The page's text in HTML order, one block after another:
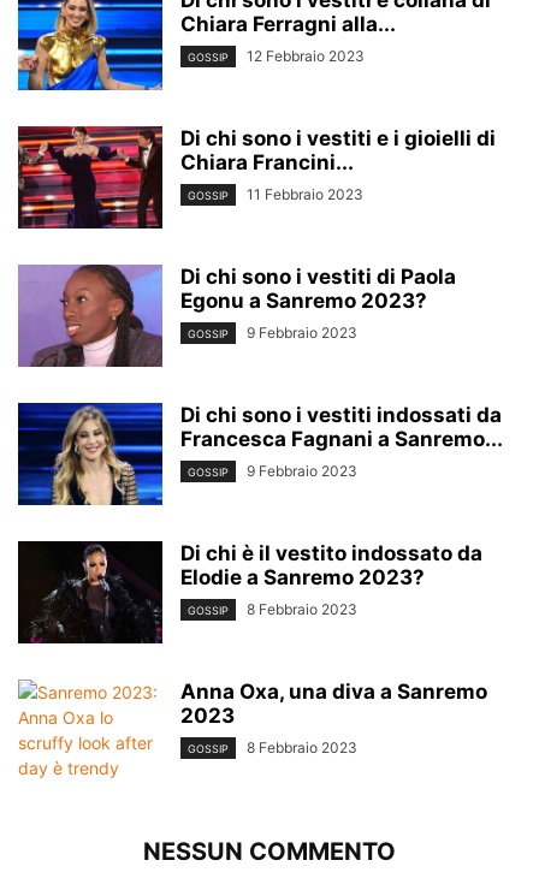
Chiara Ferragni alla...
GOSSIP 12 Febbraio 2023
Di chi sono i vestiti e i gioielli di
Chiara Francini...
GOSSIP 11 Febbraio 2023
Di chi sono i vestiti di Paola
Egonu a Sanremo 2023?
GOSSIP 9 Febbraio 2023
Di chi sono i vestiti indossati da
Francesca Fagnani a Sanremo...
GOSSIP 9 Febbraio 2023
Di chi è il vestito indossato da
Elodie a Sanremo 2023?
GOSSIP 8 Febbraio 2023
Anna Oxa, una diva a Sanremo
2023
GOSSIP 8 Febbraio 2023
NESSUN COMMENTO